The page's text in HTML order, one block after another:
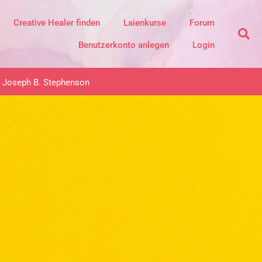
Creative Healer finden Laienkurse Forum
Benutzerkonto anlegen Login
Joseph B. Stephenson